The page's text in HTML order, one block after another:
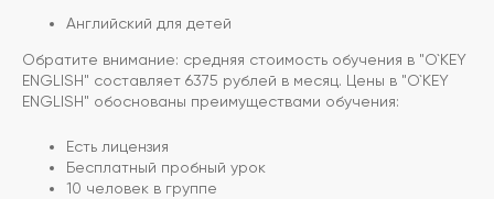
Английский для детей
Обратите внимание: средняя стоимость обучения в "O`KEY
ENGLISH" составляет 6375 рублей в месяц. Цены в "O`KEY
ENGLISH" обоснованы преимуществами обучения:
Есть лицензия
Бесплатный пробный урок
10 человек в группе